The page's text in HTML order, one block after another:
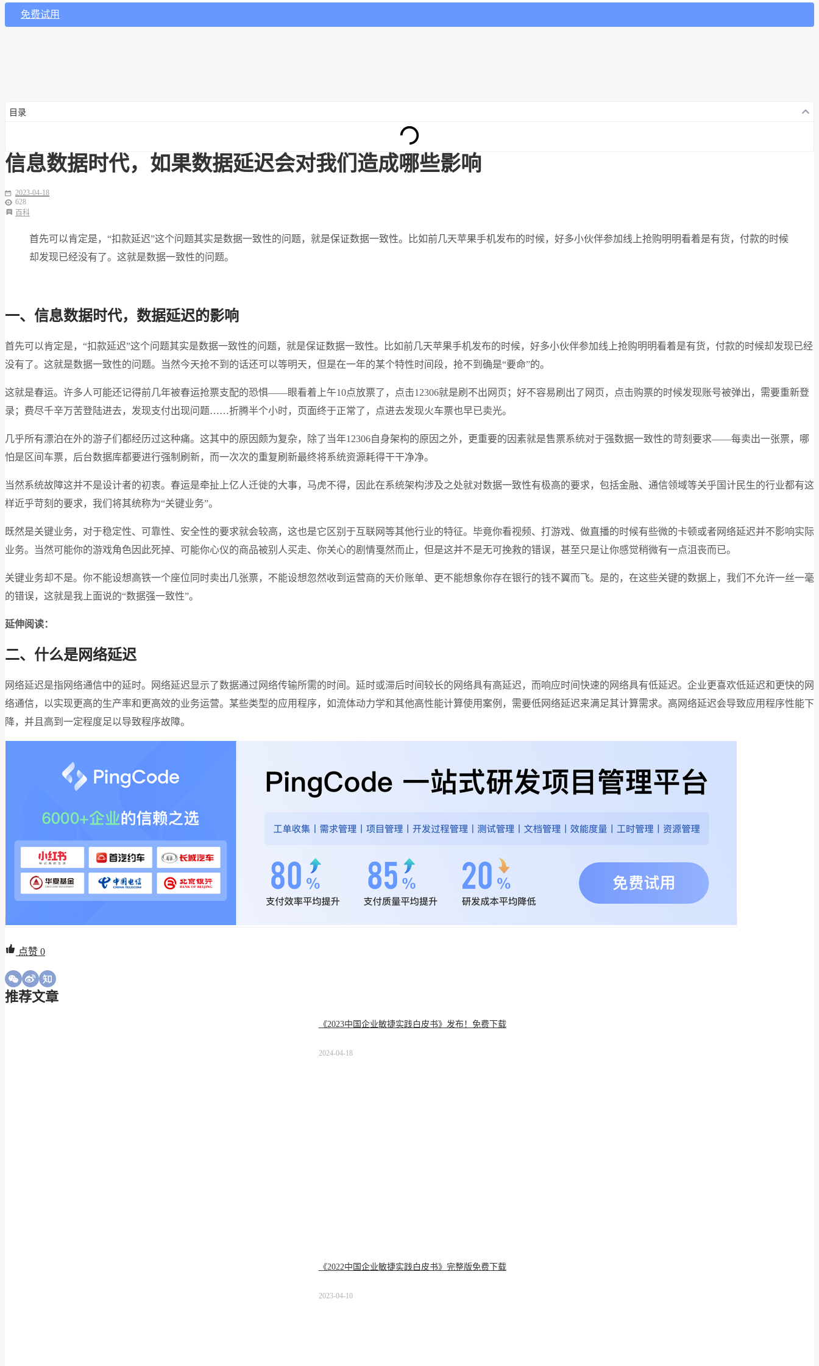
免费试用
目录
信息数据时代，如果数据延迟会对我们造成哪些影响
2023-04-18
628
百科
首先可以肯定是，“扣款延迟”这个问题其实是数据一致性的问题，就是保证数据一致性。比如前几天苹果手机发布的时候，好多小伙伴参加线上抢购明明看着是有货，付款的时候
却发现已经没有了。这就是数据一致性的问题。
一、信息数据时代，数据延迟的影响
首先可以肯定是，“扣款延迟”这个问题其实是数据一致性的问题，就是保证数据一致性。比如前几天苹果手机发布的时候，好多小伙伴参加线上抢购明明看着是有货，付款的时候却发现已经
没有了。这就是数据一致性的问题。当然今天抢不到的话还可以等明天，但是在一年的某个特性时间段，抢不到确是“要命”的。
这就是春运。许多人可能还记得前几年被春运抢票支配的恐惧——眼看着上午10点放票了，点击12306就是刷不出网页；好不容易刷出了网页，点击购票的时候发现账号被弹出，需要重新登
录；费尽千辛万苦登陆进去，发现支付出现问题……折腾半个小时，页面终于正常了，点进去发现火车票也早已卖光。
几乎所有漂泊在外的游子们都经历过这种痛。这其中的原因颇为复杂，除了当年12306自身架构的原因之外，更重要的因素就是售票系统对于强数据一致性的苛刻要求——每卖出一张票，哪
怕是区间车票，后台数据库都要进行强制刷新，而一次次的重复刷新最终将系统资源耗得干干净净。
当然系统故障这并不是设计者的初衷。春运是牵扯上亿人迁徙的大事，马虎不得，因此在系统架构涉及之处就对数据一致性有极高的要求，包括金融、通信领域等关乎国计民生的行业都有这
样近乎苛刻的要求，我们将其统称为“关键业务”。
既然是关键业务，对于稳定性、可靠性、安全性的要求就会较高，这也是它区别于互联网等其他行业的特征。毕竟你看视频、打游戏、做直播的时候有些微的卡顿或者网络延迟并不影响实际
业务。当然可能你的游戏角色因此死掉、可能你心仪的商品被别人买走、你关心的剧情戛然而止，但是这并不是无可挽救的错误，甚至只是让你感觉稍微有一点沮丧而已。
关键业务却不是。你不能设想高铁一个座位同时卖出几张票，不能设想忽然收到运营商的天价账单、更不能想象你存在银行的钱不翼而飞。是的，在这些关键的数据上，我们不允许一丝一毫
的错误，这就是我上面说的“数据强一致性”。
延伸阅读：
二、什么是网络延迟
网络延迟是指网络通信中的延时。网络延迟显示了数据通过网络传输所需的时间。延时或滞后时间较长的网络具有高延迟，而响应时间快速的网络具有低延迟。企业更喜欢低延迟和更快的网
络通信，以实现更高的生产率和更高效的业务运营。某些类型的应用程序，如流体动力学和其他高性能计算使用案例，需要低网络延迟来满足其计算需求。高网络延迟会导致应用程序性能下
降，并且高到一定程度足以导致程序故障。
点赞 0
推荐文章
《2023中国企业敏捷实践白皮书》发布！免费下载
2024-04-18
《2022中国企业敏捷实践白皮书》完整版免费下载
2023-04-10